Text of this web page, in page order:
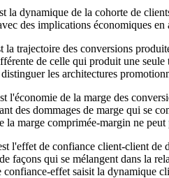
la dynamique de la cohorte de
des implications économiques
la trajectoire des conversions
de celle qui produit une
les architectures
l'économie de la marge des
des dommages de marge qui se
la marge comprimée-margin ne peut
l'effet de confiance client-client
façons qui se mélangent dans la
effet saisit la dynamique